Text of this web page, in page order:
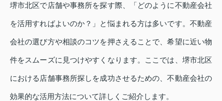
堺市北区で店舗や事務所を探す際、「どのように不動産会社
を活用すればよいのか？」と悩まれる方は多いです。不動産
会社の選び方や相談のコツを押さえることで、希望に近い物
件をスムーズに見つけやすくなります。ここでは、堺市北区
における店舗事務所探しを成功させるための、不動産会社の
効果的な活用方法について詳しくご紹介します。